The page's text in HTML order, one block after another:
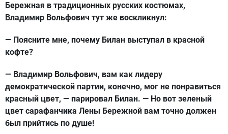
Бережная в традиционных русских костюмах,
Владимир Вольфович тут же воскликнул:
— Поясните мне, почему Билан выступал в красной
кофте?
— Владимир Вольфович, вам как лидеру
демократической партии, конечно, мог не понравиться
красный цвет, — парировал Билан. — Но вот зеленый
цвет сарафанчика Лены Бережной вам точно должен
был прийтись по душе!